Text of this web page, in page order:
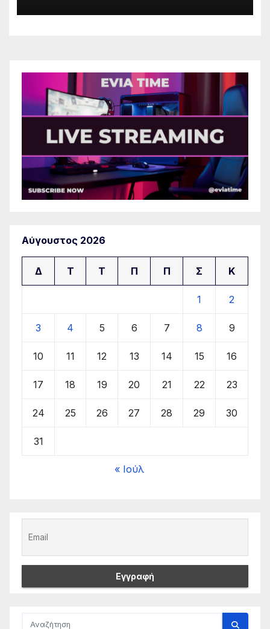
Αύγουστος 2026
Δ Τ Τ Π Π Σ Κ
1 2
3 4 5 6 7 8 9
10 11 12 13 14 15 16
17 18 19 20 21 22 23
24 25 26 27 28 29 30
31
« Ιούλ